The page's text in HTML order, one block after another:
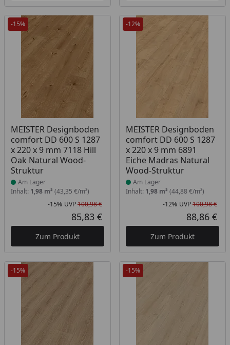
-15%
MEISTER Designboden
comfort DD 600 S 1287
x 220 x 9 mm 7118 Hill
Oak Natural Wood-
Struktur
Produkt am Lager
Am Lager
Inhalt: 1,98 m² (43,35 €/m²)
Rabatt in Prozent
-15%
Ursprünglicher Preis
UVP100,98 €
Aktueller Preis
85,83 €
Zum Produkt
-12%
MEISTER Designboden
comfort DD 600 S 1287
x 220 x 9 mm 6891
Eiche Madras Natural
Wood-Struktur
Produkt am Lager
Am Lager
Inhalt: 1,98 m² (44,88 €/m²)
-12% UVP100,98 €
88,86 €
Zum Produkt
-15% -15%